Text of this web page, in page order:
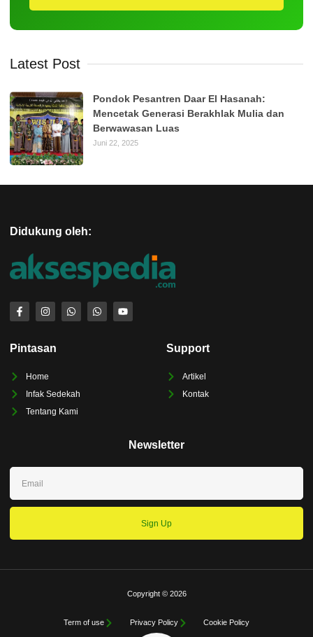
Latest Post
Pondok Pesantren Daar El Hasanah:
Mencetak Generasi Berakhlak Mulia dan
Berwawasan Luas
Juni 22, 2025
Didukung oleh:
Pintasan
Home
Infak Sedekah
Tentang Kami
Support
Artikel
Kontak
Newsletter
Sign Up
Copyright © 2026
Term of use Privacy Policy Cookie Policy